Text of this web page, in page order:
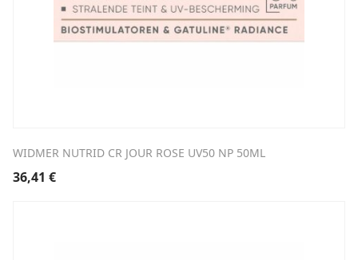
WIDMER NUTRID CR JOUR ROSE UV50 NP 50ML
36,41 €